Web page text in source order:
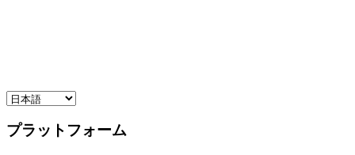
プラットフォーム